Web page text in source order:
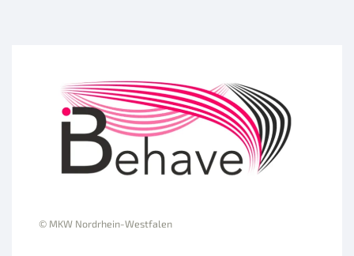
© MKW Nordrhein-Westfalen